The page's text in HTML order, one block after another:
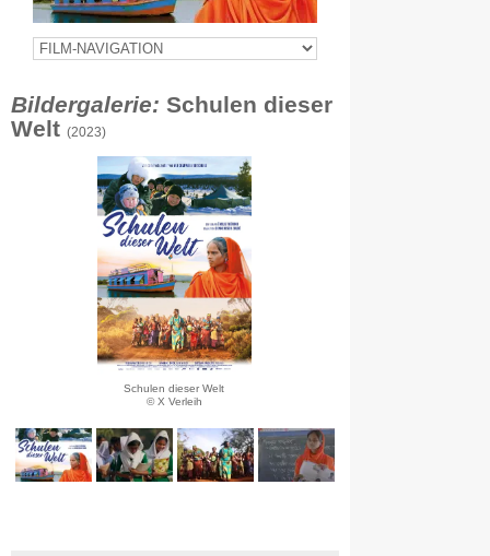
Bildergalerie: Schulen dieser
Welt (2023)
Schulen dieser Welt
© X Verleih